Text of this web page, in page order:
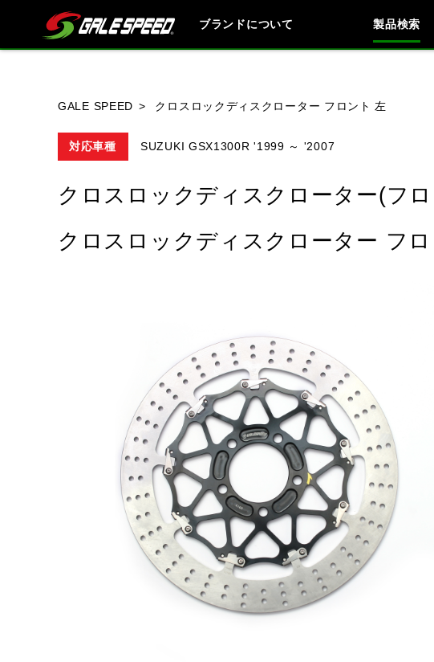
ブランドについて 製品検索
GALE SPEED クロスロックディスクローター フロント 左
対応車種 SUZUKI GSX1300R '1999 ～ '2007
クロスロックディスクローター(フ
クロスロックディスクローター フ